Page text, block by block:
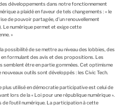
développements dans notre fonctionnement
a plaidé en faveur de tels changements : « le
de pouvoir partagée, d’un renouvellement
Le numérique permet et exige cette
»
possibilité de se mettre au niveau des lobbies, des
formulant des avis et des propositions. Les
semblent être en partie gommées. Cet optimisme
outils sont développés : les Civic Tech.
plus utilisé en démocratie participative est celui de
lors de la « Loi pour une république numérique ».
l’outil numérique. La participation à cette